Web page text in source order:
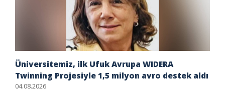
Üniversitemiz, ilk Ufuk Avrupa WIDERA
Twinning Projesiyle 1,5 milyon avro destek aldı
04.08.2026